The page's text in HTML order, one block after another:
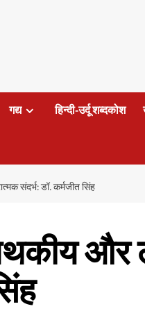
गद्य हिन्दी-उर्दू शब्दकोश
संदर्भ: डॉ. कर्मजीत सिंह
और